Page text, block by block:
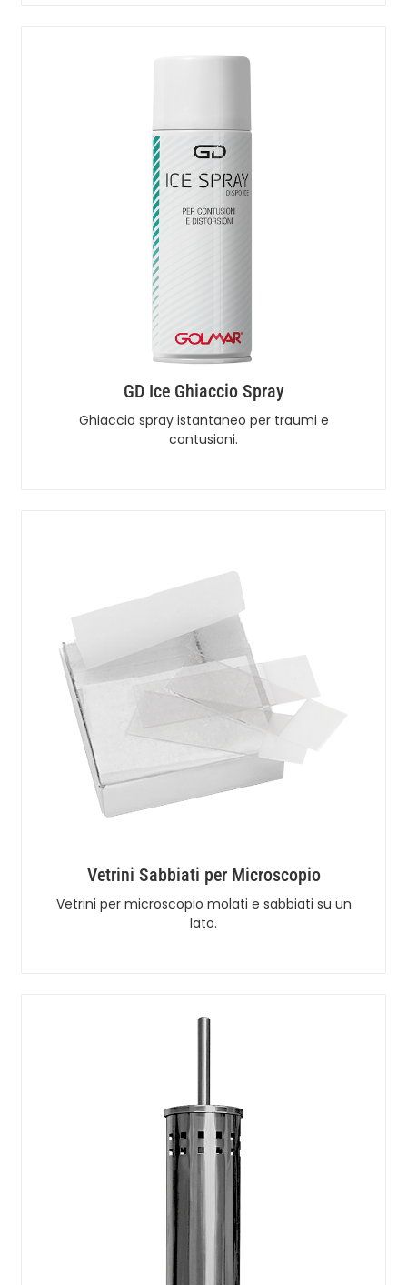
GD Ice Ghiaccio Spray
Ghiaccio spray istantaneo per traumi e
contusioni.
Vetrini Sabbiati per Microscopio
Vetrini per microscopio molati e sabbiati su un
lato.